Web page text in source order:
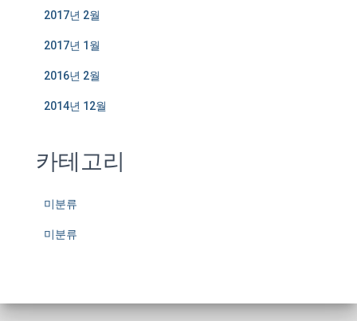
2017년 2월
2017년 1월
2016년 2월
2014년 12월
카테고리
미분류
미분류